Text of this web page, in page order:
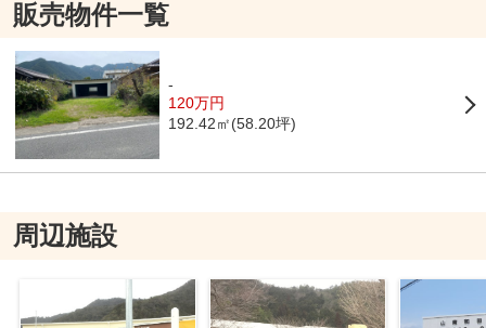
販売物件一覧
-
120万円
192.42㎡(58.20坪)
周辺施設